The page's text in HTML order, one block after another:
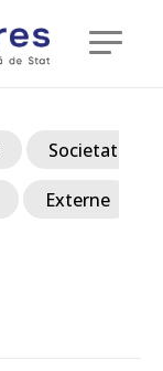
Societate
Externe